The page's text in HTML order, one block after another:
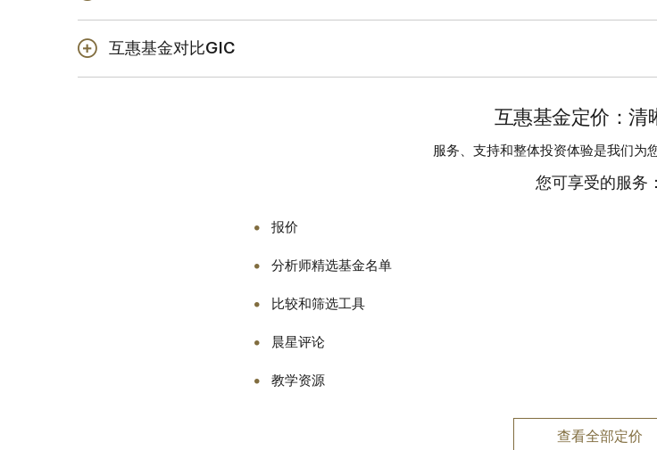
指数基金是一种互惠基金，其中包含与特定市场指数内的投资产
互惠基金由投资组合经理及其团队管理，他们每天参与，以确保基
互惠基金对比GIC
互惠基金的价值会随市场涨跌，因此具有一定程度的波动性和风
率可能因多种因素而异。联系您的金融机构，了解更多信息。
互惠基金定价：清
服务、支持和整体投资体验是我们为
您可享受的服务：
报价
分析师精选基金名单
比较和筛选工具
晨星评论
教学资源
查看全部定价